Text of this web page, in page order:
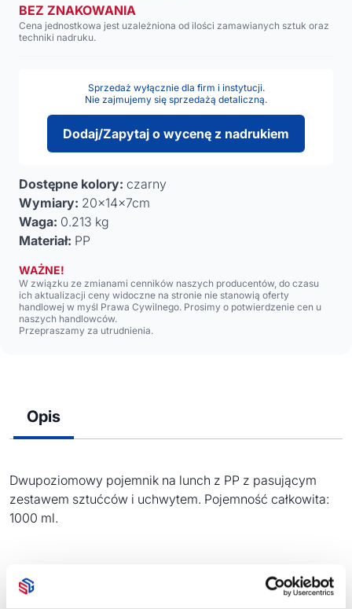
BEZ ZNAKOWANIA
Cena jednostkowa jest uzależniona od ilości zamawianych sztuk oraz
techniki nadruku.
Sprzedaż wyłącznie dla firm i instytucji.
Nie zajmujemy się sprzedażą detaliczną.
Dodaj/Zapytaj o wycenę z nadrukiem
Dostępne kolory: czarny
Wymiary: 20x14x7cm
Waga: 0.213 kg
Materiał: PP
WAŻNE!
W związku ze zmianami cenników naszych producentów, do czasu
ich aktualizacji ceny widoczne na stronie nie stanowią oferty
handlowej w myśl Prawa Cywilnego. Prosimy o potwierdzenie cen u
naszych handlowców.
Przepraszamy za utrudnienia.
Opis
Dwupoziomowy pojemnik na lunch z PP z pasującym
zestawem sztućców i uchwytem. Pojemność całkowita:
1000 ml.